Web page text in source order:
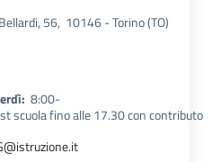
56, 10146 - Torino (TO)
8:00-
scuola fino alle 17.30 con contributo